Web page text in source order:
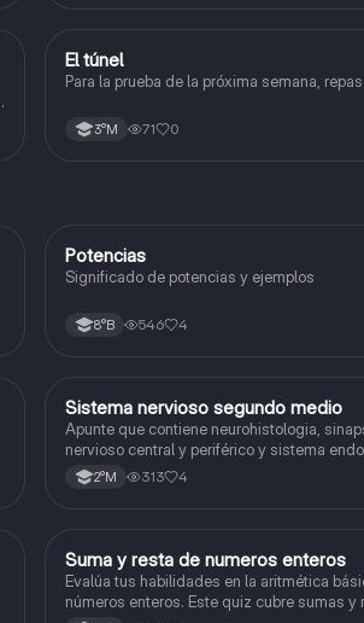
Lengua y Comunicación
El túnel
Para la prueba de la próxima semana,
3°M 71 0
Matemáticas
Potencias
Significado de potencias y ejemplos
8°B 546 4
Biología
Sistema nervioso segundo medio
Apunte que contiene neurohistologia,
nervioso central y periférico y sistema
2°M 313 4
SMatemáticas
Suma y resta de numeros enteros
Evalúa tus habilidades en la aritmética
números enteros. Este quiz cubre sumas y